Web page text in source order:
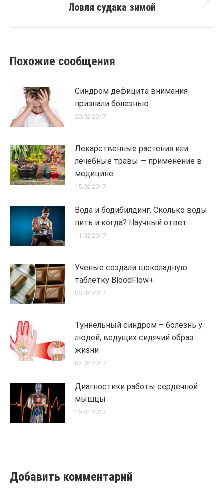
Next
Ловля судака зимой
Похожие сообщения
Синдром дефицита внимания
признали болезнью
20.02.2017
Лекарственные растения или
лечебные травы — применение в
медицине
15.02.2017
Вода и бодибилдинг. Сколько воды
пить и когда? Научный ответ
11.02.2017
Ученые создали шоколадную
таблетку BloodFlow+
08.02.2017
Туннельный синдром – болезнь у
людей, ведущих сидячий образ
жизни
02.02.2017
Диагностики работы сердечной
мышцы
16.01.2017
Добавить комментарий